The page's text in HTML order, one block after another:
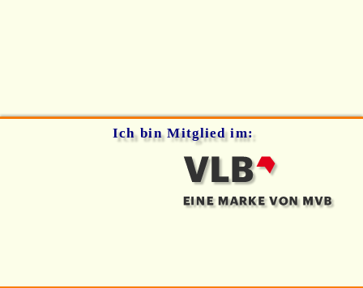
Ich bin Mitglied im: